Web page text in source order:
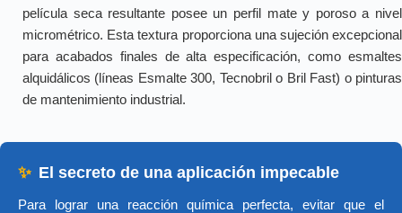
película seca resultante posee un perfil mate y poroso a nivel
micrométrico. Esta textura proporciona una sujeción excepcional
para acabados finales de alta especificación, como esmaltes
alquidálicos (líneas Esmalte 300, Tecnobril o Bril Fast) o pinturas
de mantenimiento industrial.
✨ El secreto de una aplicación impecable
Para lograr una reacción química perfecta, evitar que el